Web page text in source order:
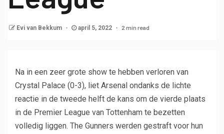
Evi van Bekkum april 5, 2022 2 min read
Na in een zeer grote show te hebben verloren van
Crystal Palace (0-3), liet Arsenal ondanks de lichte
reactie in de tweede helft de kans om de vierde plaats
in de Premier League van Tottenham te bezetten
volledig liggen. The Gunners werden gestraft voor hun